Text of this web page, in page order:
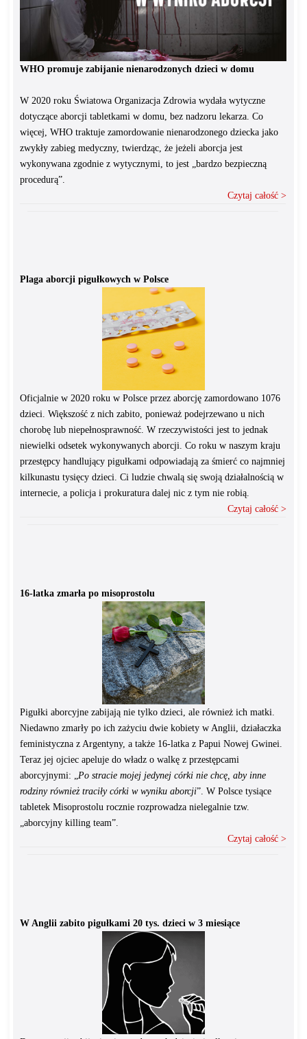
WHO promuje zabijanie nienarodzonych dzieci w domu
W 2020 roku Światowa Organizacja Zdrowia wydała wytyczne
dotyczące aborcji tabletkami w domu, bez nadzoru lekarza. Co
więcej, WHO traktuje zamordowanie nienarodzonego dziecka jako
zwykły zabieg medyczny, twierdząc, że jeżeli aborcja jest
wykonywana zgodnie z wytycznymi, to jest „bardzo bezpieczną
procedurą”.
Czytaj całość >
Plaga aborcji pigułkowych w Polsce
Oficjalnie w 2020 roku w Polsce przez aborcję zamordowano 1076
dzieci. Większość z nich zabito, ponieważ podejrzewano u nich
chorobę lub niepełnosprawność. W rzeczywistości jest to jednak
niewielki odsetek wykonywanych aborcji. Co roku w naszym kraju
przestępcy handlujący pigułkami odpowiadają za śmierć co najmniej
kilkunastu tysięcy dzieci. Ci ludzie chwalą się swoją działalnością w
internecie, a policja i prokuratura dalej nic z tym nie robią.
Czytaj całość >
16-latka zmarła po misoprostolu
Pigułki aborcyjne zabijają nie tylko dzieci, ale również ich matki.
Niedawno zmarły po ich zażyciu dwie kobiety w Anglii, działaczka
feministyczna z Argentyny, a także 16-latka z Papui Nowej Gwinei.
Teraz jej ojciec apeluje do władz o walkę z przestępcami
aborcyjnymi: „Po stracie mojej jedynej córki nie chcę, aby inne
rodziny również traciły córki w wyniku aborcji”. W Polsce tysiące
tabletek Misoprostolu rocznie rozprowadza nielegalnie tzw.
„aborcyjny killing team”.
Czytaj całość >
W Anglii zabito pigułkami 20 tys. dzieci w 3 miesiące